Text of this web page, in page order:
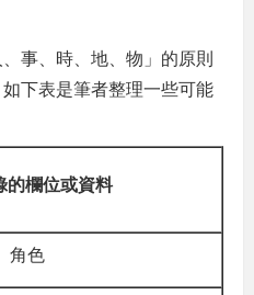
事、時、地、物」的原則
下表是筆者整理一些可能
的欄位或資料
角色